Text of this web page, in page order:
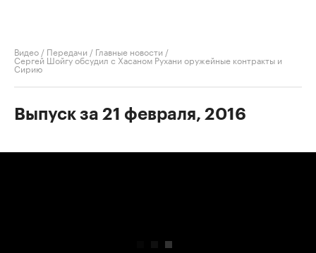
Видео / Передачи / Главные новости /
Сергей Шойгу обсудил с Хасаном Рухани оружейные контракты и
Сирию
Выпуск за 21 февраля, 2016